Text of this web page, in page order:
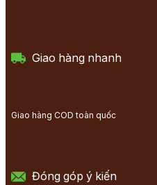
Giao hàng nhanh
Giao hàng COD toàn quốc
Đóng góp ý kiến